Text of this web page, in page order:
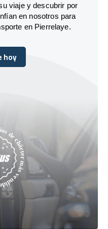
viaje y descubrir por
en nosotros para
en Pierrelaye.
hoy
hoy